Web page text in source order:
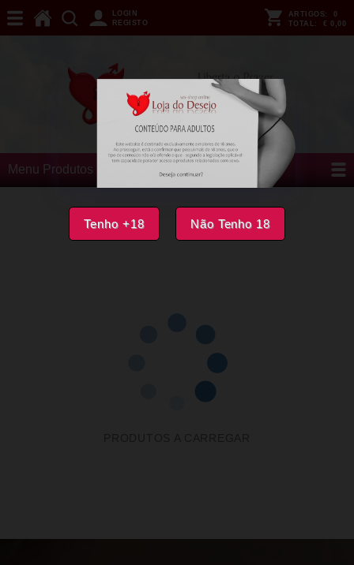
Tenho +18 Não Tenho 18
LOGIN
REGISTO
ARTIGOS:
0
TOTAL: € 0,00
Menu Produtos